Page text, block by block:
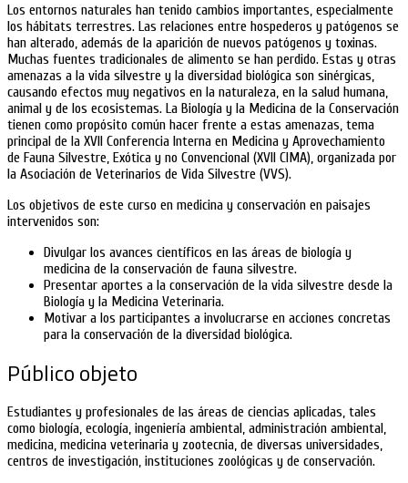
Los entornos naturales han tenido cambios importantes, especialmente
los hábitats terrestres. Las relaciones entre hospederos y patógenos se
han alterado, además de la aparición de nuevos patógenos y toxinas.
Muchas fuentes tradicionales de alimento se han perdido. Estas y otras
amenazas a la vida silvestre y la diversidad biológica son sinérgicas,
causando efectos muy negativos en la naturaleza, en la salud humana,
animal y de los ecosistemas. La Biología y la Medicina de la Conservación
tienen como propósito común hacer frente a estas amenazas, tema
principal de la XVII Conferencia Interna en Medicina y Aprovechamiento
de Fauna Silvestre, Exótica y no Convencional (XVII CIMA), organizada por
la Asociación de Veterinarios de Vida Silvestre (VVS).
Los objetivos de este curso en medicina y conservación en paisajes
intervenidos son:
Divulgar los avances científicos en las áreas de biología y
medicina de la conservación de fauna silvestre.
Presentar aportes a la conservación de la vida silvestre desde la
Biología y la Medicina Veterinaria.
Motivar a los participantes a involucrarse en acciones concretas
para la conservación de la diversidad biológica.
Público objeto
Estudiantes y profesionales de las áreas de ciencias aplicadas, tales
como biología, ecología, ingeniería ambiental, administración ambiental,
medicina, medicina veterinaria y zootecnia, de diversas universidades,
centros de investigación, instituciones zoológicas y de conservación.